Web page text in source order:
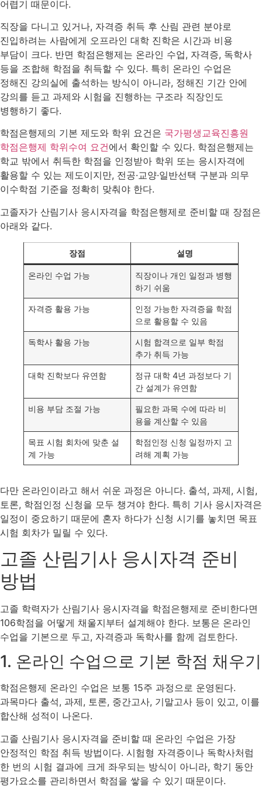
어렵기 때문이다.
직장을 다니고 있거나, 자격증 취득 후 산림 관련 분야로
진입하려는 사람에게 오프라인 대학 진학은 시간과 비용
부담이 크다. 반면 학점은행제는 온라인 수업, 자격증, 독학사
등을 조합해 학점을 취득할 수 있다. 특히 온라인 수업은
정해진 강의실에 출석하는 방식이 아니라, 정해진 기간 안에
강의를 듣고 과제와 시험을 진행하는 구조라 직장인도
병행하기 좋다.
학점은행제의 기본 제도와 학위 요건은 국가평생교육진흥원
학점은행제 학위수여 요건에서 확인할 수 있다. 학점은행제는
학교 밖에서 취득한 학점을 인정받아 학위 또는 응시자격에
활용할 수 있는 제도이지만, 전공·교양·일반선택 구분과 의무
이수학점 기준을 정확히 맞춰야 한다.
고졸자가 산림기사 응시자격을 학점은행제로 준비할 때 장점은
아래와 같다.
장점 설명
온라인 수업 가능
직장이나 개인 일정과 병행
하기 쉬움
자격증 활용 가능
인정 가능한 자격증을 학점
으로 활용할 수 있음
독학사 활용 가능
시험 합격으로 일부 학점
추가 취득 가능
대학 진학보다 유연함
정규 대학 4년 과정보다 기
간 설계가 유연함
비용 부담 조절 가능
필요한 과목 수에 따라 비
용을 계산할 수 있음
목표 시험 회차에 맞춘 설
계 가능
학점인정 신청 일정까지 고
려해 계획 가능
다만 온라인이라고 해서 쉬운 과정은 아니다. 출석, 과제, 시험,
토론, 학점인정 신청을 모두 챙겨야 한다. 특히 기사 응시자격은
일정이 중요하기 때문에 혼자 하다가 신청 시기를 놓치면 목표
시험 회차가 밀릴 수 있다.
고졸 산림기사 응시자격 준비
방법
고졸 학력자가 산림기사 응시자격을 학점은행제로 준비한다면
106학점을 어떻게 채울지부터 설계해야 한다. 보통은 온라인
수업을 기본으로 두고, 자격증과 독학사를 함께 검토한다.
1. 온라인 수업으로 기본 학점 채우기
학점은행제 온라인 수업은 보통 15주 과정으로 운영된다.
과목마다 출석, 과제, 토론, 중간고사, 기말고사 등이 있고, 이를
합산해 성적이 나온다.
고졸 산림기사 응시자격을 준비할 때 온라인 수업은 가장
안정적인 학점 취득 방법이다. 시험형 자격증이나 독학사처럼
한 번의 시험 결과에 크게 좌우되는 방식이 아니라, 학기 동안
평가요소를 관리하면서 학점을 쌓을 수 있기 때문이다.